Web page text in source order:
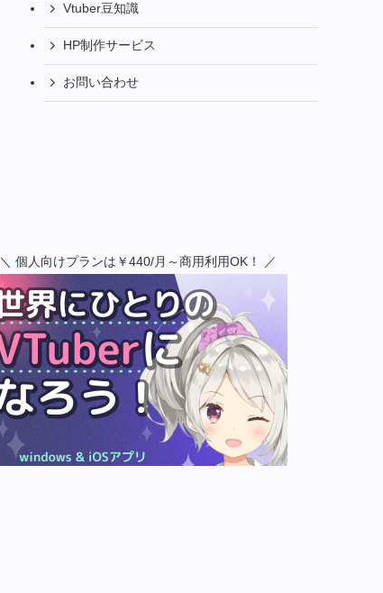
Vtuber豆知識
HP制作サービス
お問い合わせ
＼ 個人向けプランは￥440/月～商用利用OK！ ／